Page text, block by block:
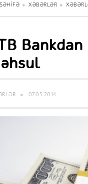
XƏBƏRLƏR
07.05.2014